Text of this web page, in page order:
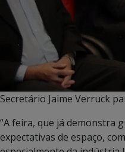
Secretário Jaime Verruck
“A feira, que já demonstra
expectativas de espaço,